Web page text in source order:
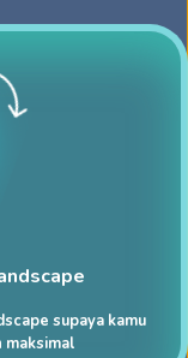
supaya kamu